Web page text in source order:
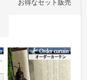
お得なセット販売